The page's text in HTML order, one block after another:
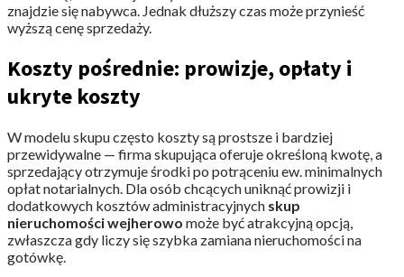
znajdzie się nabywca. Jednak dłuższy czas może przynieść
wyższą cenę sprzedaży.
Koszty pośrednie: prowizje, opłaty i
ukryte koszty
W modelu skupu często koszty są prostsze i bardziej
przewidywalne — firma skupująca oferuje określoną kwotę, a
sprzedający otrzymuje środki po potrąceniu ew. minimalnych
opłat notarialnych. Dla osób chcących uniknąć prowizji i
dodatkowych kosztów administracyjnych skup
nieruchomości wejherowo może być atrakcyjną opcją,
zwłaszcza gdy liczy się szybka zamiana nieruchomości na
gotówkę.